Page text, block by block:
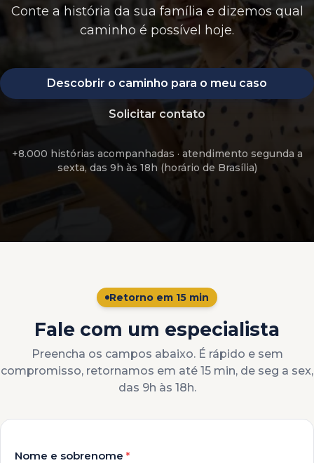
Conte a história da sua família e dizemos qual
caminho é possível hoje.
Descobrir o caminho para o meu caso
Solicitar contato
+8.000 histórias acompanhadas · atendimento segunda a
sexta, das 9h às 18h (horário de Brasília)
Retorno em 15 min
Fale com um especialista
Preencha os campos abaixo. É rápido e sem
compromisso, retornamos em até 15 min, de seg a sex,
das 9h às 18h.
Nome e sobrenome *